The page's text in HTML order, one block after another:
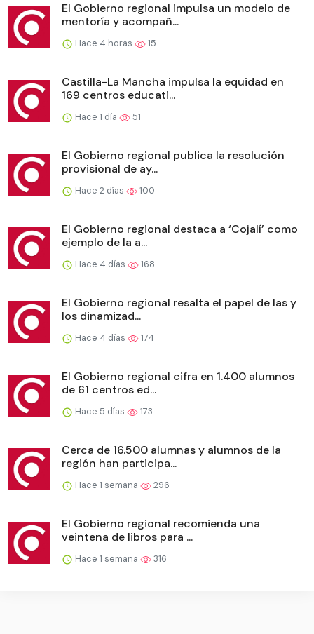
El Gobierno regional impulsa un modelo de
mentoría y acompañ...
Hace 4 horas 15
Castilla-La Mancha impulsa la equidad en
169 centros educati...
Hace 1 día 51
El Gobierno regional publica la resolución
provisional de ay...
Hace 2 días 100
El Gobierno regional destaca a ‘Cojalí’ como
ejemplo de la a...
Hace 4 días 168
El Gobierno regional resalta el papel de las y
los dinamizad...
Hace 4 días 174
El Gobierno regional cifra en 1.400 alumnos
de 61 centros ed...
Hace 5 días 173
Cerca de 16.500 alumnas y alumnos de la
región han participa...
Hace 1 semana 296
El Gobierno regional recomienda una
veintena de libros para ...
Hace 1 semana 316